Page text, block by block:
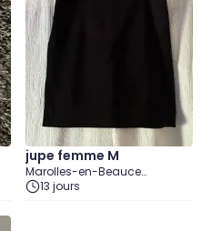
jupe femme M
Marolles-en-Beauce
(Essonne)
13 jours